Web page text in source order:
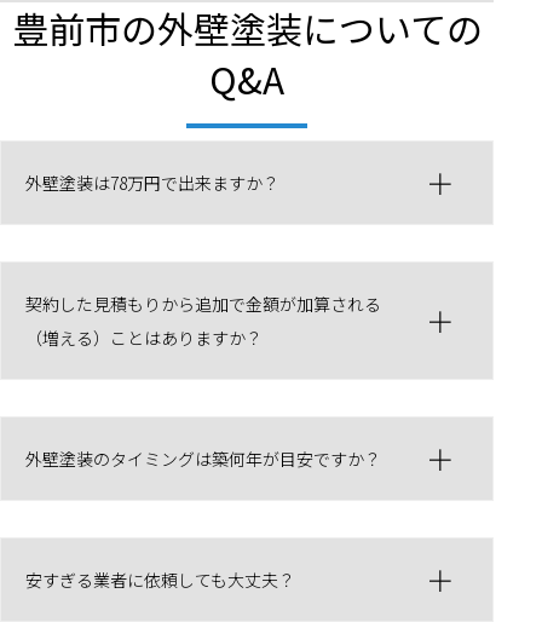
豊前市の外壁塗装についての
Q&A
外壁塗装は78万円で出来ますか？
契約した見積もりから追加で金額が加算される
（増える）ことはありますか？
外壁塗装のタイミングは築何年が目安ですか？
安すぎる業者に依頼しても大丈夫？